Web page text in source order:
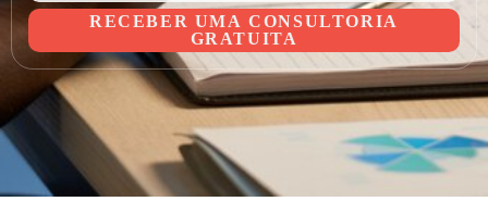
RECEBER UMA CONSULTORIA
GRATUITA